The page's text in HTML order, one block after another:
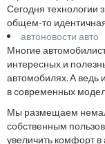
Сегодня технологии
общем-то
автоновости авто
Многие
интересных и
автомобилях. А ведь
в современных
Мы размещаем
собственным